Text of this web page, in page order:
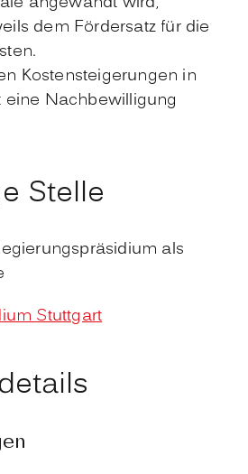
dem Fördersatz für die
Kostensteigerungen in
eine Nachbewilligung
Stelle
als
Stuttgart